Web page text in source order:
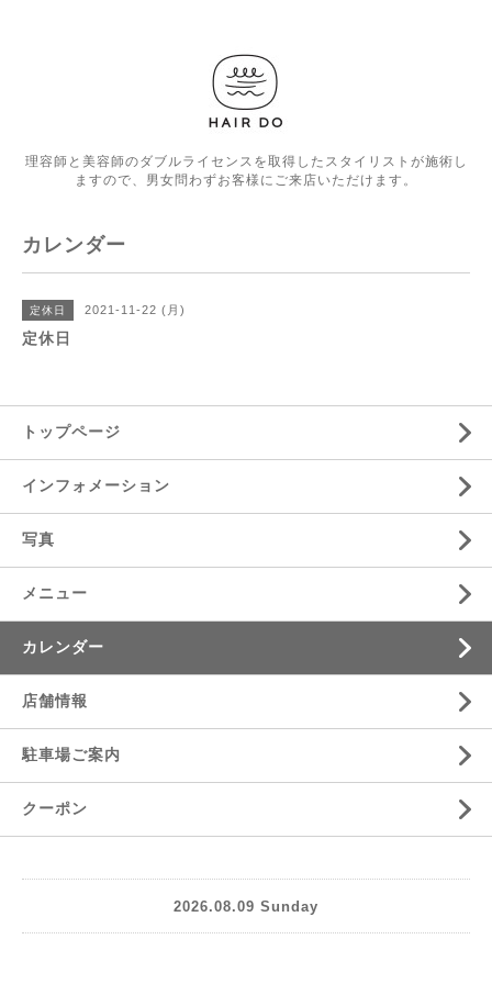
理容師と美容師のダブルライセンスを取得したスタイリストが施術し
ますので、男女問わずお客様にご来店いただけます。
カレンダー
定休日 2021-11-22 (月)
定休日
トップページ
インフォメーション
写真
メニュー
カレンダー
店舗情報
駐車場ご案内
クーポン
2026.08.09 Sunday